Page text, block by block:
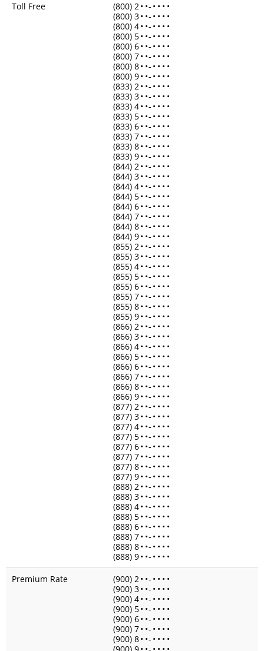
Toll Free
(800) 2• •- • • • •
(800) 3• •- • • • •
(800) 4• •- • • • •
(800) 5• •- • • • •
(800) 6• •- • • • •
(800) 7• •- • • • •
(800) 8• •- • • • •
(800) 9• •- • • • •
(833) 2• •- • • • •
(833) 3• •- • • • •
(833) 4• •- • • • •
(833) 5• •- • • • •
(833) 6• •- • • • •
(833) 7• •- • • • •
(833) 8• •- • • • •
(833) 9• •- • • • •
(844) 2• •- • • • •
(844) 3• •- • • • •
(844) 4• •- • • • •
(844) 5• •- • • • •
(844) 6• •- • • • •
(844) 7• •- • • • •
(844) 8• •- • • • •
(844) 9• •- • • • •
(855) 2• •- • • • •
(855) 3• •- • • • •
(855) 4• •- • • • •
(855) 5• •- • • • •
(855) 6• •- • • • •
(855) 7• •- • • • •
(855) 8• •- • • • •
(855) 9• •- • • • •
(866) 2• •- • • • •
(866) 3• •- • • • •
(866) 4• •- • • • •
(866) 5• •- • • • •
(866) 6• •- • • • •
(866) 7• •- • • • •
(866) 8• •- • • • •
(866) 9• •- • • • •
(877) 2• •- • • • •
(877) 3• •- • • • •
(877) 4• •- • • • •
(877) 5• •- • • • •
(877) 6• •- • • • •
(877) 7• •- • • • •
(877) 8• •- • • • •
(877) 9• •- • • • •
(888) 2• •- • • • •
(888) 3• •- • • • •
(888) 4• •- • • • •
(888) 5• •- • • • •
(888) 6• •- • • • •
(888) 7• •- • • • •
(888) 8• •- • • • •
(888) 9• •- • • • •
Premium Rate
(900) 2• •- • • • •
(900) 3• •- • • • •
(900) 4• •- • • • •
(900) 5• •- • • • •
(900) 6• •- • • • •
(900) 7• •- • • • •
(900) 8• •- • • • •